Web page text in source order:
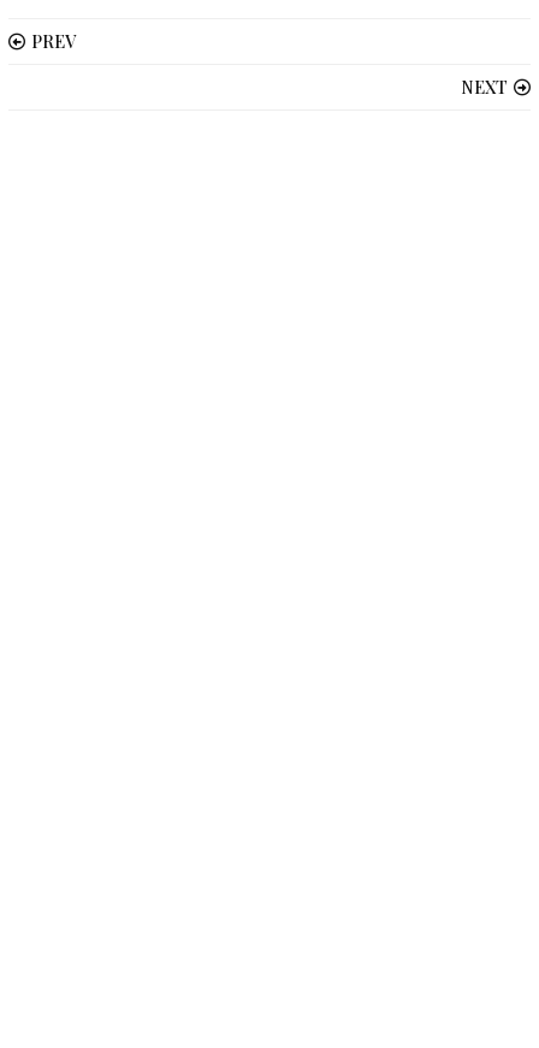
PREV
NEXT